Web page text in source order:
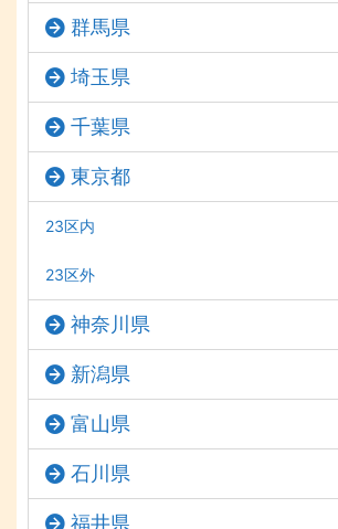
群馬県
埼玉県
千葉県
東京都
23区内
23区外
神奈川県
新潟県
富山県
石川県
福井県